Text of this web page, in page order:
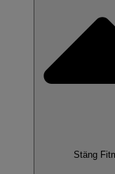
Stäng